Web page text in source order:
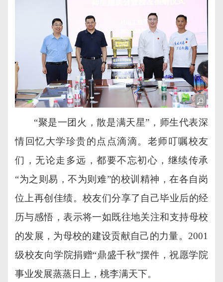
“聚是一团火，散是满天星”，师生代表深
情回忆大学珍贵的点点滴滴。老师叮嘱校友
们，无论走多远，都要不忘初心，继续传承
“为之则易，不为则难”的校训精神，在各自岗
位上再创佳绩。校友们分享了自己毕业后的经
历与感悟，表示将一如既往地关注和支持母校
的发展，为母校的建设贡献自己的力量。2001
级校友向学院捐赠“鼎盛千秋”摆件，祝愿学院
事业发展蒸蒸日上，桃李满天下。